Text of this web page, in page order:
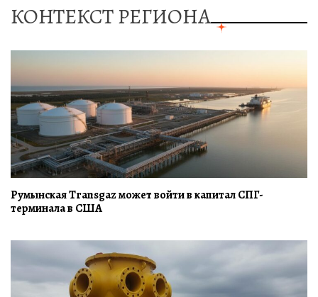
КОНТЕКСТ РЕГИОНА
Румынская Transgaz может войти в капитал СПГ-
терминала в США